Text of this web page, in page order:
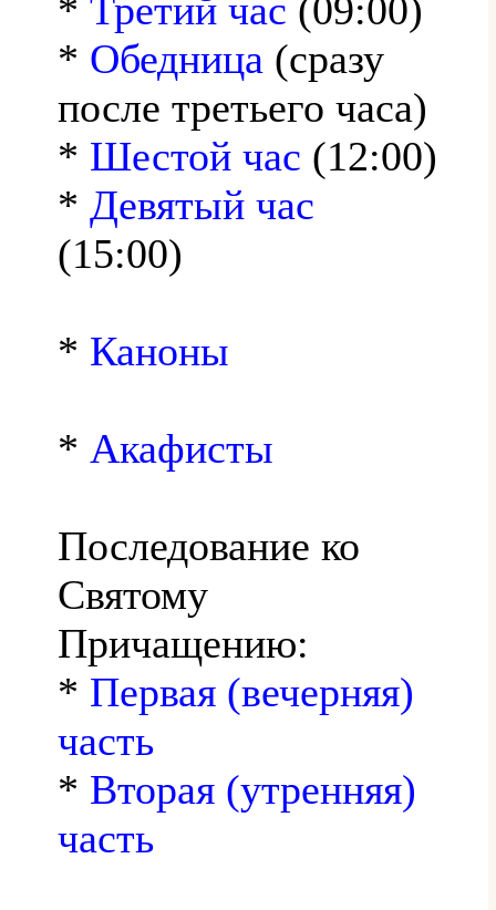
* Третий час (09:00)
* Обедница (сразу
после третьего часа)
* Шестой час (12:00)
* Девятый час
(15:00)
* Каноны
* Акафисты
Последование ко
Святому
Причащению:
* Первая (вечерняя)
часть
* Вторая (утренняя)
часть